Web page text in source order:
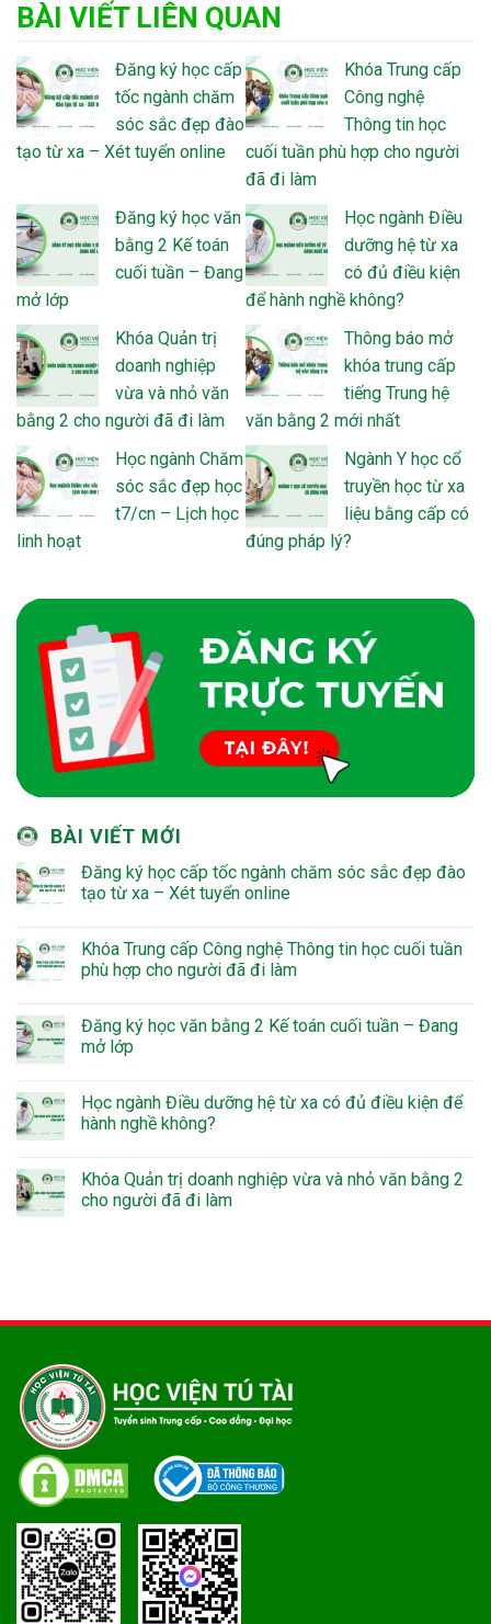
BÀI VIẾT LIÊN QUAN
Đăng ký học cấp
tốc ngành chăm
sóc sắc đẹp đào
tạo từ xa – Xét tuyển online
Khóa Trung cấp
Công nghệ
Thông tin học
cuối tuần phù hợp cho người
đã đi làm
Đăng ký học văn
bằng 2 Kế toán
cuối tuần – Đang
mở lớp
Học ngành Điều
dưỡng hệ từ xa
có đủ điều kiện
để hành nghề không?
Khóa Quản trị
doanh nghiệp
vừa và nhỏ văn
bằng 2 cho người đã đi làm
Thông báo mở
khóa trung cấp
tiếng Trung hệ
văn bằng 2 mới nhất
Học ngành Chăm
sóc sắc đẹp học
t7/cn – Lịch học
linh hoạt
Ngành Y học cổ
truyền học từ xa
liệu bằng cấp có
đúng pháp lý?
BÀI VIẾT MỚI
Đăng ký học cấp tốc ngành chăm sóc sắc đẹp đào
tạo từ xa – Xét tuyển online
Khóa Trung cấp Công nghệ Thông tin học cuối tuần
phù hợp cho người đã đi làm
Đăng ký học văn bằng 2 Kế toán cuối tuần – Đang
mở lớp
Học ngành Điều dưỡng hệ từ xa có đủ điều kiện để
hành nghề không?
Khóa Quản trị doanh nghiệp vừa và nhỏ văn bằng 2
cho người đã đi làm